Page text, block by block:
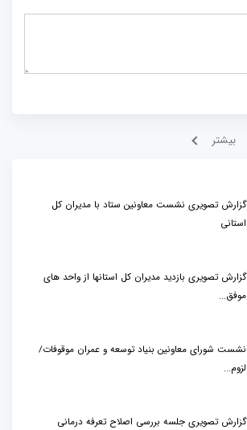
بيشتر
گزارش تصویری نشست معاونین ستاد با مدیران کل
استانی
گزارش تصویری بازدید مدیران کل استانها از واحد های
موفق...
نشست شورای معاونین بنیاد توسعه و عمران موقوفات/
لزوم...
گزارش تصویری جلسه بررسی اصلاح تعرفه درمانی